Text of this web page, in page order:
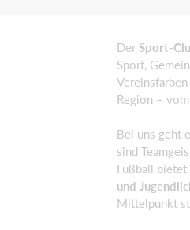
Der Sport-
Sport,
Region –
Bei uns geht
sind
Fußball bietet
und
Mittelpunkt